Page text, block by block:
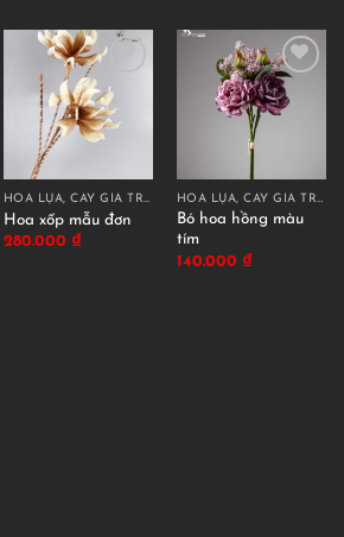
HOA LỤA, CÂY GIẢ TRANG TRÍ CAO CẤP
Hoa xốp mẫu đơn
280.000 ₫
HOA LỤA, CÂY GIẢ TRANG TRÍ CAO CẤP
Bó hoa hồng màu
tím
140.000 ₫